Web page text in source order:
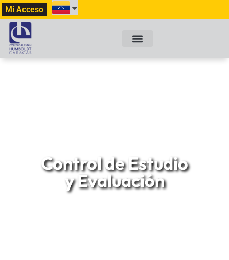
Mi Acceso
Control de Estudio
y Evaluación